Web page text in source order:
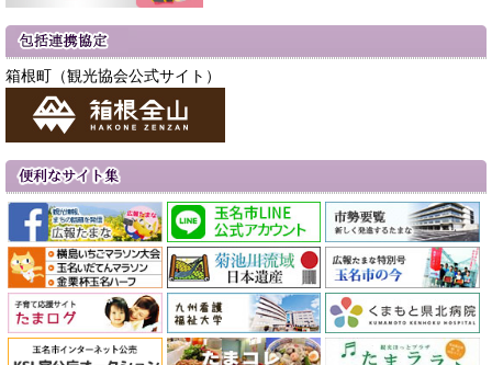
箱根町（観光協会公式サイト）